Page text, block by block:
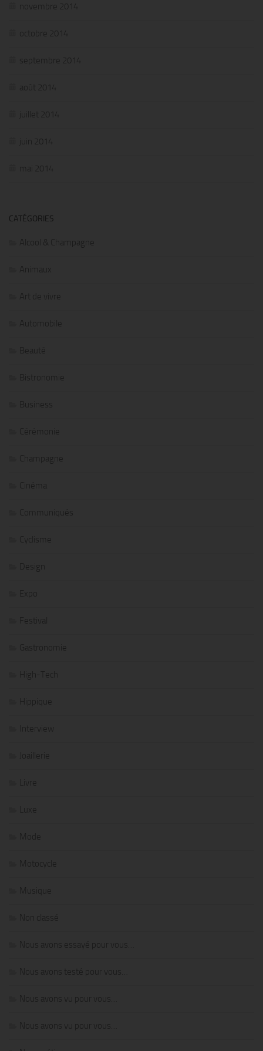
novembre 2014
octobre 2014
septembre 2014
août 2014
juillet 2014
juin 2014
mai 2014
CATÉGORIES
Alcool & Champagne
Animaux
Art de vivre
Automobile
Beauté
Bistronomie
Business
Cérémonie
Champagne
Cinéma
Communiqués
Cyclisme
Design
Expo
Festival
Gastronomie
High-Tech
Hippique
Interview
Joaillerie
Livre
Luxe
Mode
Motocycle
Musique
Non classé
Nous avons essayé pour vous…
Nous avons testé pour vous…
Nous avons vu pour vous…
Nous avons vu pour vous…